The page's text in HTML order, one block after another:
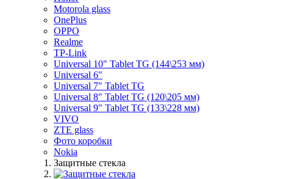
Motorola glass
OnePlus
OPPO
Realme
TP-Link
Universal 10" Tablet TG (144\253 мм)
Universal 6"
Universal 7" Tablet TG
Universal 8" Tablet TG (120\205 мм)
Universal 9" Tablet TG (133\228 мм)
VIVO
ZTE glass
Фото коробки
Nokia
Защитные стекла